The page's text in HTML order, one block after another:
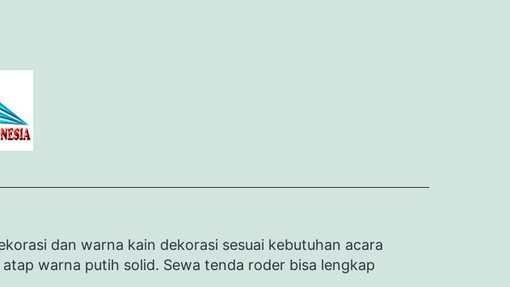
dan warna kain dekorasi sesuai kebutuhan acara
warna putih solid. Sewa tenda roder bisa lengkap